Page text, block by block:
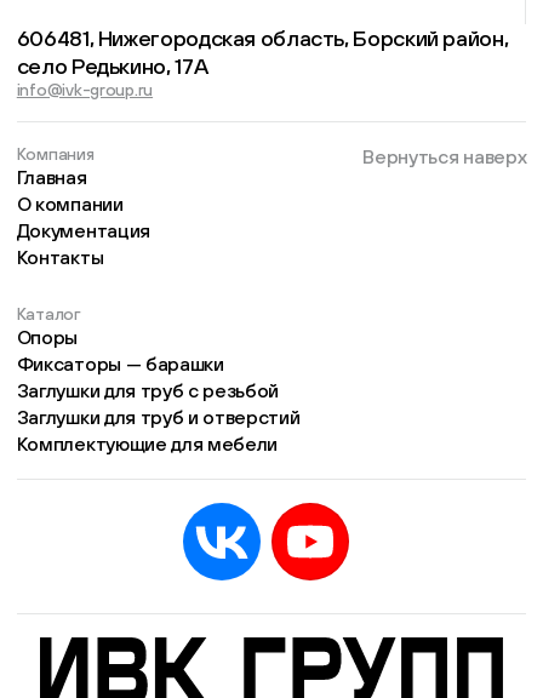
606481, Нижегородская область, Борский район,
село Редькино, 17А
info@ivk-group.ru
Компания
Главная
О компании
Документация
Контакты
Каталог
Опоры
Фиксаторы — барашки
Заглушки для труб с резьбой
Заглушки для труб и отверстий
Комплектующие для мебели
Вернуться наверх